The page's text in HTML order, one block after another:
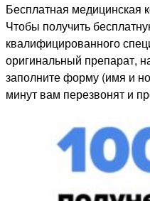
Бесплатная медицинская
Чтобы получить
квалифицированного
оригинальный препарат,
заполните форму (имя и
минут вам перезвонят и